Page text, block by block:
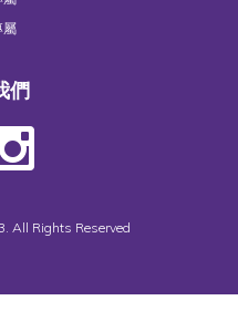
屬
們
All Rights Reserved